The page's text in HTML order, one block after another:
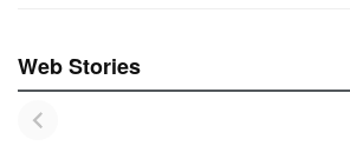
Web Stories